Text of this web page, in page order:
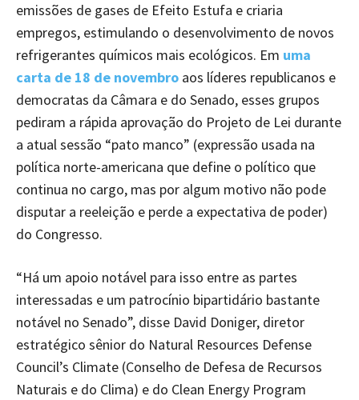
emissões de gases de Efeito Estufa e criaria
empregos, estimulando o desenvolvimento de novos
refrigerantes químicos mais ecológicos. Em uma
carta de 18 de novembro aos líderes republicanos e
democratas da Câmara e do Senado, esses grupos
pediram a rápida aprovação do Projeto de Lei durante
a atual sessão “pato manco” (expressão usada na
política norte-americana que define o político que
continua no cargo, mas por algum motivo não pode
disputar a reeleição e perde a expectativa de poder)
do Congresso.
“Há um apoio notável para isso entre as partes
interessadas e um patrocínio bipartidário bastante
notável no Senado”, disse David Doniger, diretor
estratégico sênior do Natural Resources Defense
Council’s Climate (Conselho de Defesa de Recursos
Naturais e do Clima) e do Clean Energy Program